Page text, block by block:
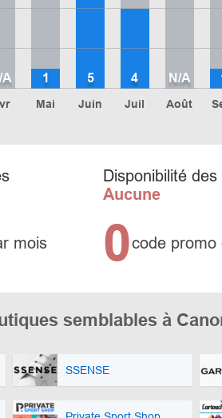
A
Mai
1
Juin
5
Juil
4
Août
N/A
mois
Disponibilité
Aucune
0code promo
semblables à
SSENSE